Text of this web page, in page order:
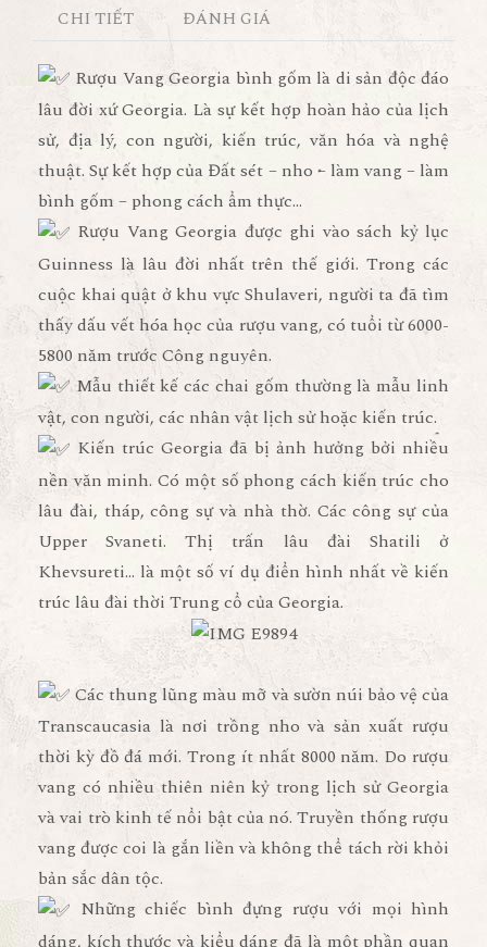
CHI TIẾT ĐÁNH GIÁ
Rượu Vang Georgia bình gốm là di sản độc đáo
lâu đời xứ Georgia. Là sự kết hợp hoàn hảo của lịch
sử, địa lý, con người, kiến trúc, văn hóa và nghệ
thuật. Sự kết hợp của Đất sét – nho – làm vang – làm
bình gốm – phong cách ẩm thực…
Rượu Vang Georgia được ghi vào sách kỷ lục
Guinness là lâu đời nhất trên thế giới. Trong các
cuộc khai quật ở khu vực Shulaveri, người ta đã tìm
thấy dấu vết hóa học của rượu vang, có tuổi từ 6000-
5800 năm trước Công nguyên.
Mẫu thiết kế các chai gốm thường là mẫu linh
vật, con người, các nhân vật lịch sử hoặc kiến trúc.
Kiến trúc Georgia đã bị ảnh hưởng bởi nhiều
nền văn minh. Có một số phong cách kiến trúc cho
lâu đài, tháp, công sự và nhà thờ. Các công sự của
Upper Svaneti. Thị trấn lâu đài Shatili ở
Khevsureti… là một số ví dụ điển hình nhất về kiến
trúc lâu đài thời Trung cổ của Georgia.
Các thung lũng màu mỡ và sườn núi bảo vệ của
Transcaucasia là nơi trồng nho và sản xuất rượu
thời kỳ đồ đá mới. Trong ít nhất 8000 năm. Do rượu
vang có nhiều thiên niên kỷ trong lịch sử Georgia
và vai trò kinh tế nổi bật của nó. Truyền thống rượu
vang được coi là gắn liền và không thể tách rời khỏi
bản sắc dân tộc.
Những chiếc bình đựng rượu với mọi hình
dáng, kích thước và kiểu dáng đã là một phần quan